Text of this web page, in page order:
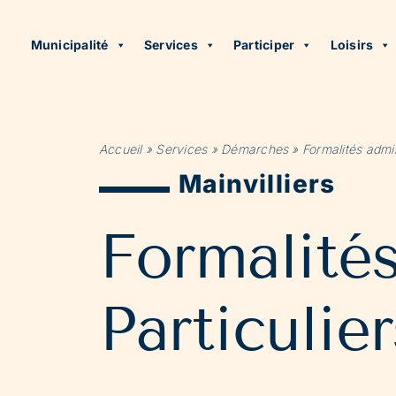
Municipalité Services Participer Loisirs
Accueil» Services» Démarches» Formalités
Mainvilliers